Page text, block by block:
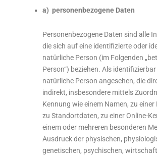
a) personenbezogene Daten
Personenbezogene Daten sind alle
die sich auf eine identifizierte oder
natürliche Person (im Folgenden
Person“) beziehen. Als
natürliche Person angesehen, die
indirekt, insbesondere mittels
Kennung wie einem Namen, zu einer
zu Standortdaten, zu einer Online-
einem oder mehreren besonderen
Ausdruck der physischen,
genetischen, psychischen,